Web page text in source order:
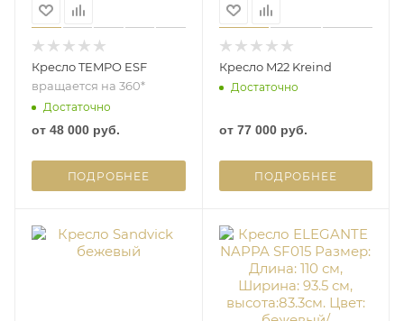
Кресло TEMPO ESF
вращается на 360*
Достаточно
от 48 000 руб.
ПОДРОБНЕЕ
Кресло M22 Kreind
Достаточно
от 77 000 руб.
ПОДРОБНЕЕ